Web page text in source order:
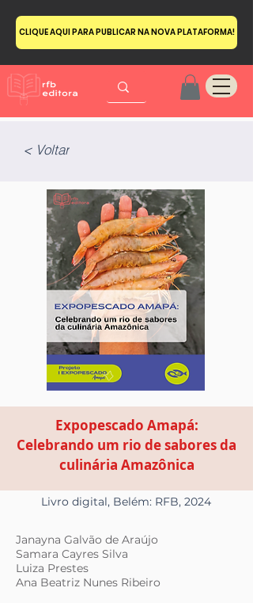
CLIQUE AQUI PARA PUBLICAR NA NOVA PLATAFORMA!
< Voltar
Expopescado Amapá:
Celebrando um rio de sabores da
culinária Amazônica
Livro digital, Belém: RFB, 2024
Janayna Galvão de Araújo
Samara Cayres Silva
Luiza Prestes
Ana Beatriz Nunes Ribeiro